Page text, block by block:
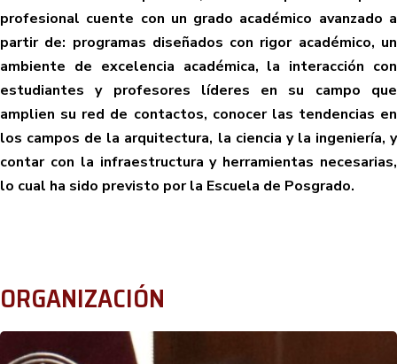
profesional cuente con un grado académico avanzado a
partir de: programas diseñados con rigor académico, un
ambiente de excelencia académica, la interacción con
estudiantes y profesores líderes en su campo que
amplien su red de contactos, conocer las tendencias en
los campos de la arquitectura, la ciencia y la ingeniería, y
contar con la infraestructura y herramientas necesarias,
lo cual ha sido previsto por la Escuela de Posgrado.
ORGANIZACIÓN